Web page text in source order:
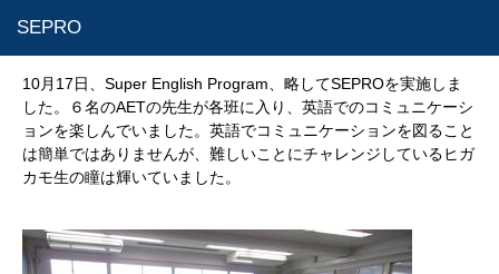
SEPRO
10月17日、Super English Program、略してSEPROを実施しま
した。６名のAETの先生が各班に入り、英語でのコミュニケーシ
ョンを楽しんでいました。英語でコミュニケーションを図ること
は簡単ではありませんが、難しいことにチャレンジしているヒガ
カモ生の瞳は輝いていました。